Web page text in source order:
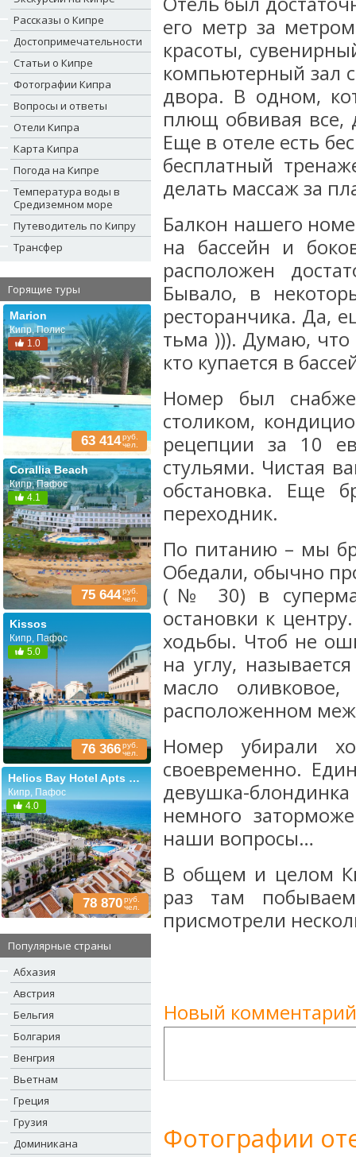
Рассказы о Кипре
Достопримечательности
Статьи о Кипре
Фотографии Кипра
Вопросы и ответы
Отели Кипра
Карта Кипра
Погода на Кипре
Температура воды в
Средиземном море
Путеводитель по Кипру
Трансфер
Горящие туры
Marion
Кипр, Полис
1.0
63 414руб.
чел.
Corallia Beach
Кипр, Пафос
4.1
75 644руб.
чел.
Kissos
Кипр, Пафос
5.0
76 366руб.
чел.
Helios Bay Hotel Apts & Villas
Кипр, Пафос
4.0
78 870руб.
чел.
Популярные страны
Абхазия
Австрия
Бельгия
Болгария
Венгрия
Вьетнам
Греция
Грузия
Доминикана
его метр за
красоты,
компьютерный зал
двора. В одном,
плющ обвивая все,
Еще в отеле есть
бесплатный
делать массаж за
Балкон нашего
на бассейн и
расположен
Бывало, в
ресторанчика. Да,
тьма ))). Думаю,
кто купается в
Номер был
столиком,
рецепции за 10
стульями. Чистая
обстановка. Еще
переходник.
По питанию – мы
Обедали, обычно
(№ 30) в
остановки к
ходьбы. Чтоб не
на углу,
масло
расположенном
Номер убирали
своевременно.
девушка-
немного
наши вопросы…
В общем и целом
раз там
присмотрели
Новый
Фотографии